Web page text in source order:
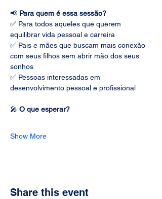
📢 Para quem é essa sessão?
✅ Para todos aqueles que querem
equilibrar vida pessoal e carreira
✅ Pais e mães que buscam mais conexão
com seus filhos sem abrir mão dos seus
sonhos
✅ Pessoas interessadas em
desenvolvimento pessoal e profissional
🎤 O que esperar?
Show More
Share this event